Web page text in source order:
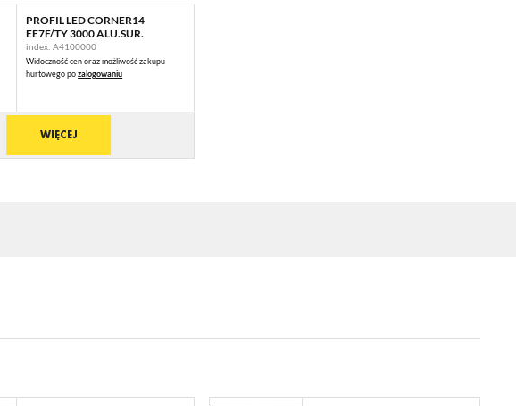
PROFIL LED CORNER14
EE7F/TY 3000 ALU.SUR.
index: A4100000
Widoczność cen oraz możliwość zakupu
hurtowego pozalogowaniu
WIĘCEJ